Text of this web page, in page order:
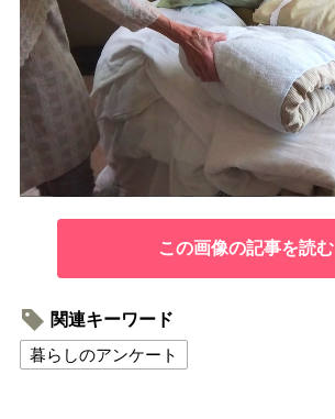
この画像の記事を読む
関連キーワード
暮らしのアンケート